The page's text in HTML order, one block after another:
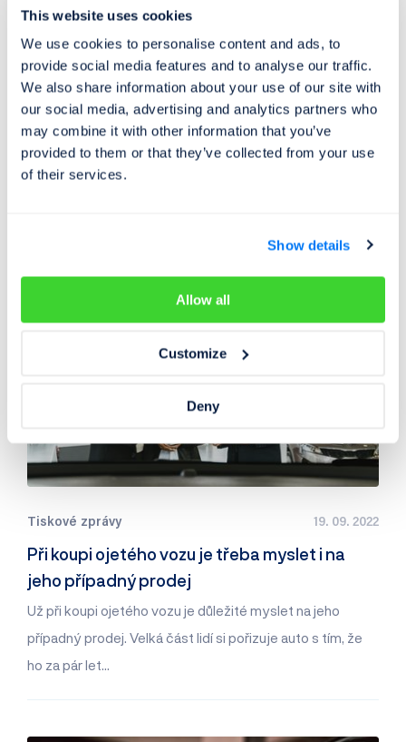
This website uses cookies
We use cookies to personalise content and ads, to
provide social media features and to analyse our traffic.
We also share information about your use of our site with
our social media, advertising and analytics partners who
may combine it with other information that you’ve
provided to them or that they’ve collected from your use
of their services.
Show details
Allow all
Customize
Deny
Tiskové zprávy 20. 10. 2022
Cebia SUMMARY 3/2022 - informace,
statistiky a zajímavosti z oblasti prodeje
ojetých vozidel
Tiskové zprávy 19. 09. 2022
Při koupi ojetého vozu je třeba myslet i na
jeho případný prodej
Už při koupi ojetého vozu je důležité myslet na jeho
případný prodej. Velká část lidí si pořizuje auto s tím, že
ho za pár let…